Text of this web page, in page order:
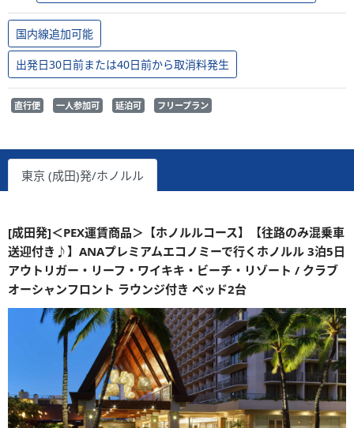
国内線追加可能
出発日30日前または40日前から取消料発生
直行便 一人参加可 延泊可 フリープラン
東京 (成田)発/ホノルル
[成田発]＜PEX運賃商品＞【ホノルルコース】【往路のみ混乗車
送迎付き♪】ANAプレミアムエコノミーで行くホノルル 3泊5日
アウトリガー・リーフ・ワイキキ・ビーチ・リゾート / クラブ
オーシャンフロント ラウンジ付き ベッド2台